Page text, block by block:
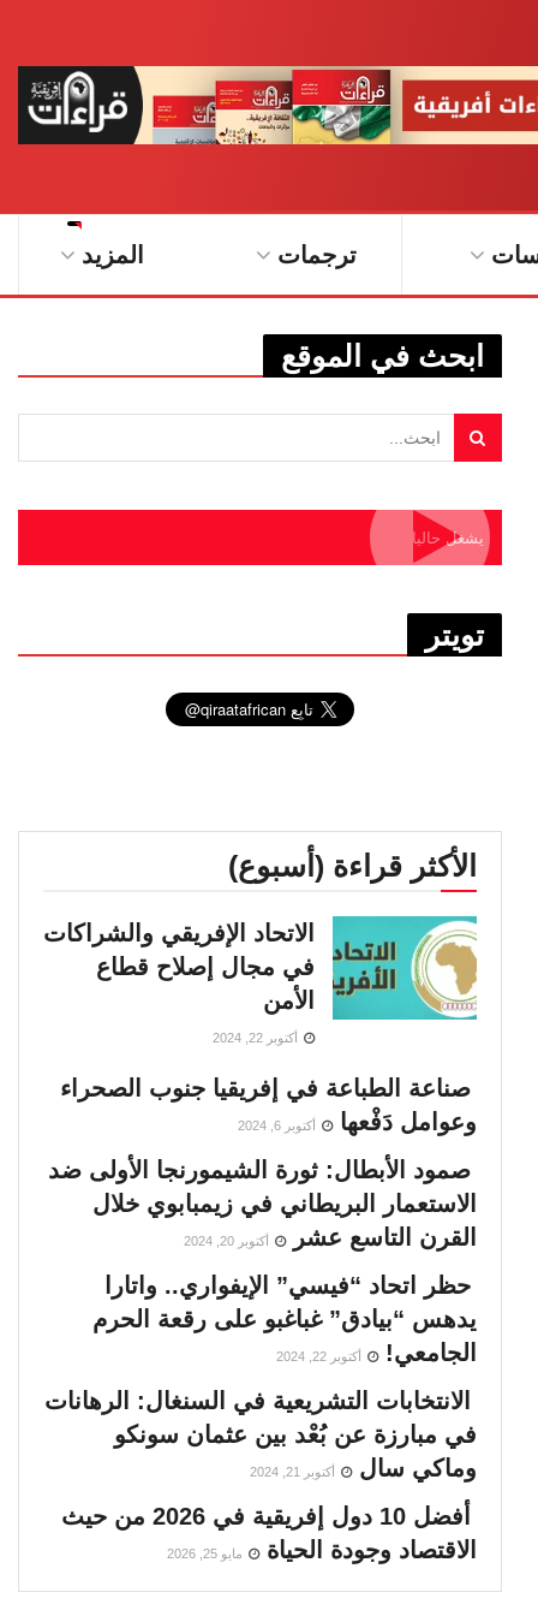
ترجمات المزيد
ابحث في الموقع
يشغل حاليا
تويتر
الأكثر قراءة (أسبوع)
الاتحاد الإفريقي والشراكات
في مجال إصلاح قطاع
الأمن
أكتوبر 22, 2024
صناعة الطباعة في إفريقيا جنوب الصحراء
وعوامل دَفْعها
أكتوبر 6, 2024
صمود الأبطال: ثورة الشيمورنجا الأولى ضد
الاستعمار البريطاني في زيمبابوي خلال
القرن التاسع عشر
أكتوبر 20, 2024
حظر اتحاد “فيسي” الإيفواري.. واتارا
يدهس “بيادق” غباغبو على رقعة الحرم
الجامعي!
أكتوبر 22, 2024
الانتخابات التشريعية في السنغال: الرهانات
في مبارزة عن بُعْد بين عثمان سونكو
وماكي سال
أكتوبر 21, 2024
أفضل 10 دول إفريقية في 2026 من حيث
الاقتصاد وجودة الحياة
مايو 25, 2026